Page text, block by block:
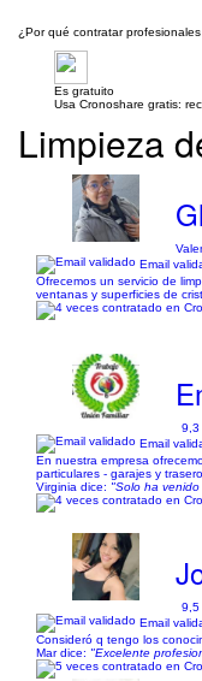
¿Por qué contratar
Es gratuito
Usa Cronoshare gratis:
Limpieza
Email
Ofrecemos un servicio de
ventanas y superficies de
9,3
Email
En nuestra empresa
particulares - garajes y
Virginia dice: "Solo ha
9,5
Email
Consideró q tengo los
Mar dice: "Excelente